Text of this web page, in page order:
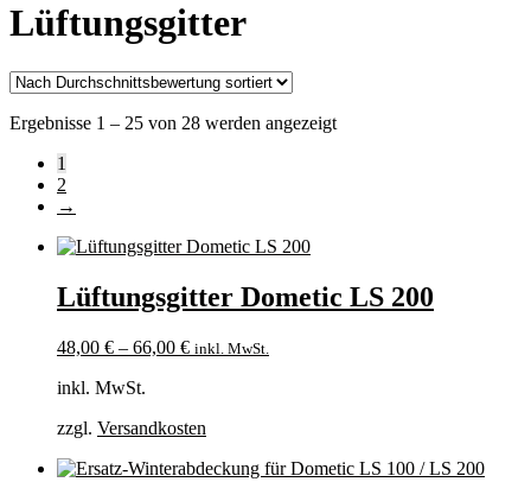
Lüftungsgitter
Ergebnisse 1 – 25 von 28 werden angezeigtNach
1
2
→
Lüftungsgitter Dometic LS 200
48,00 € – 66,00 € inkl. MwSt.
inkl. MwSt.
zzgl. Versandkosten